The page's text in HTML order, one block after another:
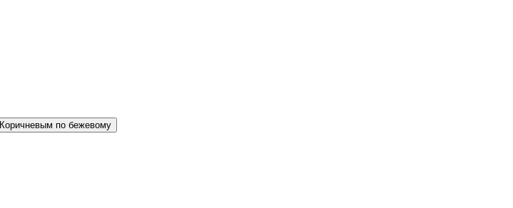
Коричневым по бежевому